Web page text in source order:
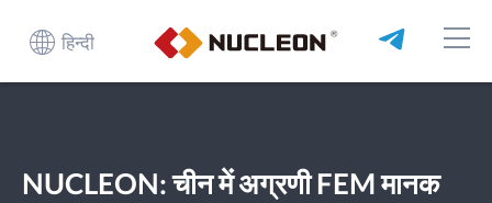
हिन्दी
NUCLEON: चीन में अग्रणी FEM मानक